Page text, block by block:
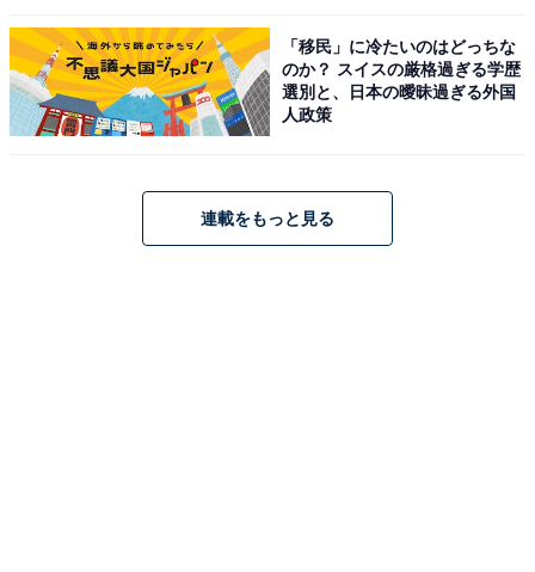
「移民」に冷たいのはどっちな
のか？ スイスの厳格過ぎる学歴
選別と、日本の曖昧過ぎる外国
人政策
連載をもっと見る